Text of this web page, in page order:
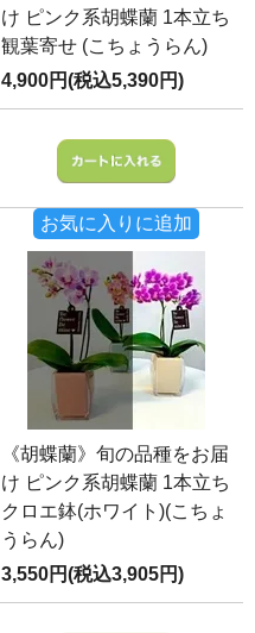
け ピンク系胡蝶蘭 1本立ち
観葉寄せ (こちょうらん)
4,900円(税込5,390円)
お気に入りに追加
《胡蝶蘭》旬の品種をお届
け ピンク系胡蝶蘭 1本立ち
クロエ鉢(ホワイト)(こちょ
うらん)
3,550円(税込3,905円)